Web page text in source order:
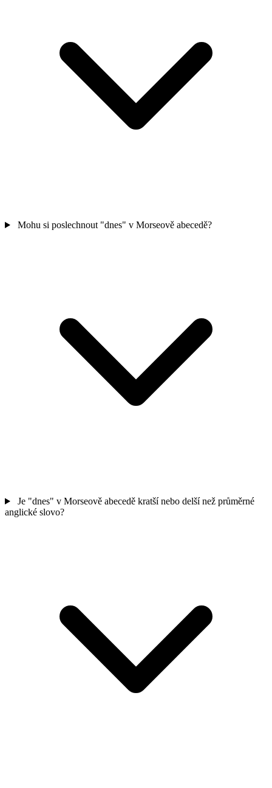
Mohu si poslechnout "dnes" v Morseově abecedě?
Je "dnes" v Morseově abecedě kratší nebo delší než průměrné
anglické slovo?